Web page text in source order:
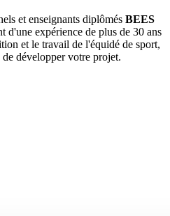
et enseignants diplômés BEES
d'une expérience de plus de 30 ans
et le travail de l'équidé de sport,
développer votre projet.